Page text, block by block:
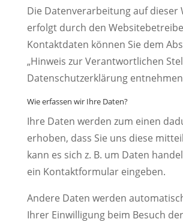
Die Datenverarbeitung auf dieser
erfolgt durch den
Kontaktdaten können Sie dem
„Hinweis zur Verantwortlichen
Datenschutzerklärung
Wie erfassen wir Ihre Daten?
Ihre Daten werden zum einen
erhoben, dass Sie uns diese
kann es sich z. B. um Daten
ein Kontaktformular eingeben.
Andere Daten werden
Ihrer Einwilligung beim Besuch